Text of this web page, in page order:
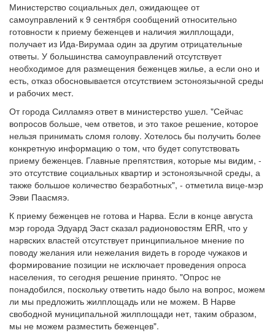
Министерство социальных дел, ожидающее от
самоуправлений к 9 сентября сообщений относительно
готовности к приему беженцев и наличия жилплощади,
получает из Ида-Вирумаа один за другим отрицательные
ответы. У большинства самоуправлений отсутствует
необходимое для размещения беженцев жилье, а если оно и
есть, отказ обосновывается отсутствием эстоноязычной среды
и рабочих мест.
От города Силламяэ ответ в министерство ушел. "Сейчас
вопросов больше, чем ответов, и это такое решение, которое
нельзя принимать сломя голову. Хотелось бы получить более
конкретную информацию о том, что будет сопутствовать
приему беженцев. Главные препятствия, которые мы видим, -
это отсутствие социальных квартир и эстоноязычной среды, а
также большое количество безработных", - отметила вице-мэр
Ээви Паасмяэ.
К приему беженцев не готова и Нарва. Если в конце августа
мэр города Эдуард Эаст сказал радионовостям ERR, что у
нарвских властей отсутствует принципиальное мнение по
поводу желания или нежелания видеть в городе чужаков и
формирование позиции не исключает проведения опроса
населения, то сегодня решение принято. "Опрос не
понадобился, поскольку ответить надо было на вопрос, можем
ли мы предложить жилплощадь или не можем. В Нарве
свободной муниципальной жилплощади нет, таким образом,
мы не можем разместить беженцев".